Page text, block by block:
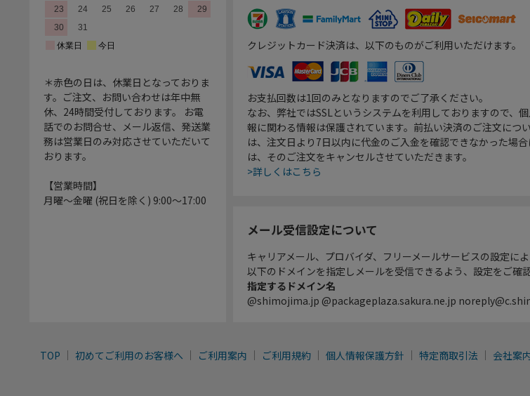
＊赤色の日は、休業日となっておりま
す。ご注文、お問い合わせは年中無
休、24時間受付しております。 お電
話でのお問合せ、メール返信、発送業
務は営業日のみ対応させていただいて
おります。
【営業時間】
月曜～金曜 (祝日を除く) 9:00～17:00
クレジットカード決済は、以下のものがご利用いただけます。
お支払回数は1回のみとなりますのでご了承ください。
なお、弊社ではSSLというシステムを利用しておりますので、
報に関わる情報は保護されています。前払い決済のご注文につ
は、注文日より7日以内に代金のご入金を確認できなかった場合
は、そのご注文をキャンセルさせていただきます。
>詳しくはこちら
メール受信設定について
キャリアメール、プロバイダ、フリーメールサービスの設定に
以下のドメインを指定しメールを受信できるよう、設定をご確
指定するドメイン名
@shimojima.jp @packageplaza.sakura.ne.jp
TOP 初めてご利用のお客様へ ご利用案内 ご利用規約 個人情報保護方針 特定商取引法 会社案